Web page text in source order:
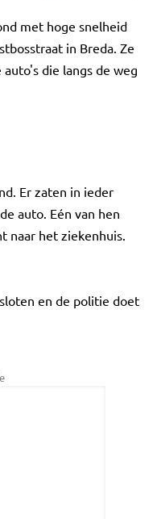
met hoge snelheid
in Breda. Ze
die langs de weg
Er zaten in ieder
auto. Eén van hen
naar het ziekenhuis.
en de politie doet